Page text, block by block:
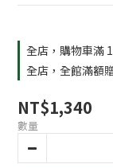
全店，購物車滿
全店，全館滿額
NT$1,340
數量